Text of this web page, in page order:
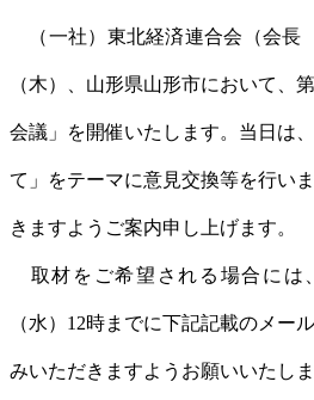
（一社）東北経済連合会（会長
（木）、山形県山形市において、
会議」を開催いたします。当日は
て」をテーマに意見交換等を行い
きますようご案内申し上げます。
取材をご希望される場合には
（水）12時までに下記記載のメー
みいただきますようお願いいたしま